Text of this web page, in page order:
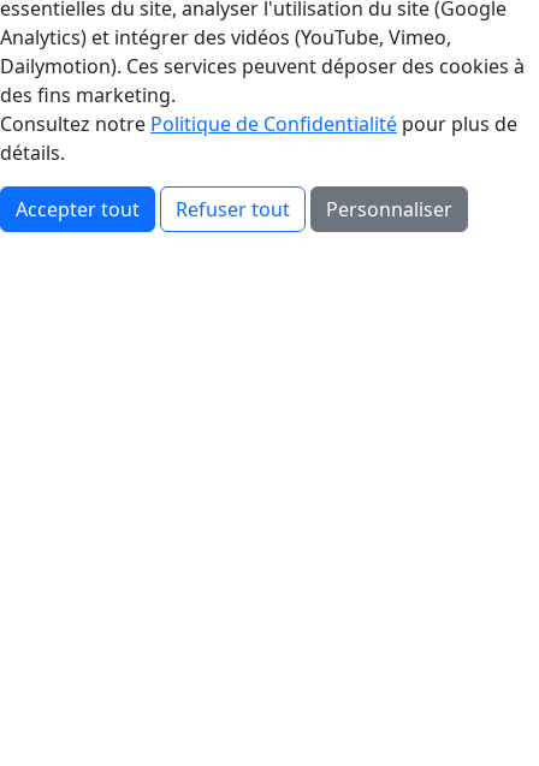
essentielles du site, analyser l'utilisation du site (Google
Analytics) et intégrer des vidéos (YouTube, Vimeo,
Dailymotion). Ces services peuvent déposer des cookies à
des fins marketing.
Consultez notre Politique de Confidentialité pour plus de
détails.
Accepter tout Refuser tout Personnaliser